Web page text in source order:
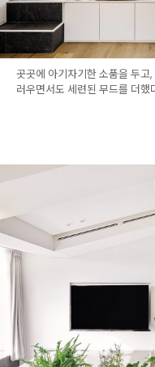
곳곳에 아기자기한 소품을 두
러우면서도 세련된 무드를 더했